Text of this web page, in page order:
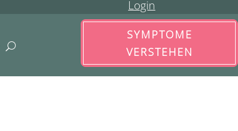
Login
SYMPTOME
VERSTEHEN